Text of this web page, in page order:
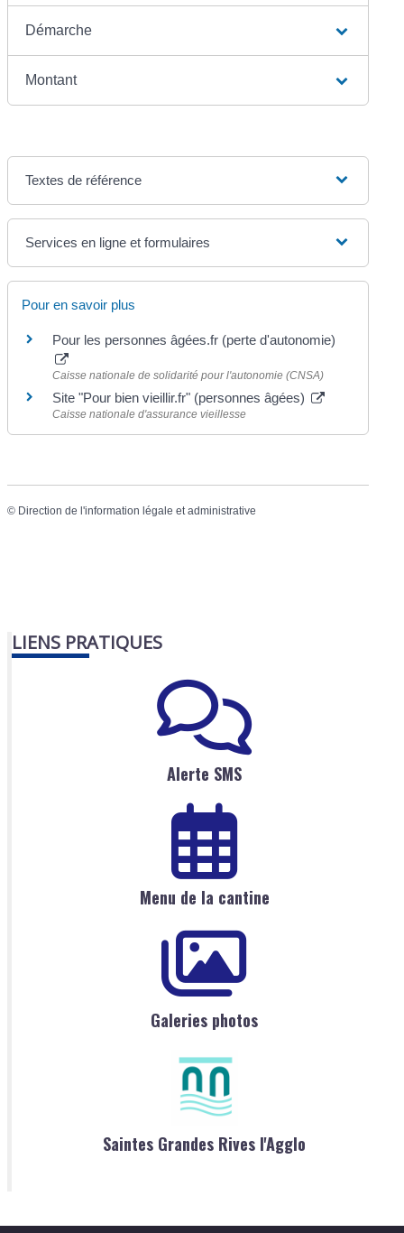
Démarche
Montant
Textes de référence
Services en ligne et formulaires
Pour en savoir plus
Pour les personnes âgées.fr (perte d'autonomie)
Caisse nationale de solidarité pour l'autonomie (CNSA)
Site "Pour bien vieillir.fr" (personnes âgées)
Caisse nationale d'assurance vieillesse
© Direction de l'information légale et administrative
LIENS PRATIQUES
Alerte SMS
Menu de la cantine
Galeries photos
Saintes Grandes Rives l'Agglo